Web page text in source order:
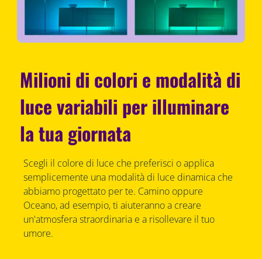
Milioni di colori e modalità di
luce variabili per illuminare
la tua giornata
Scegli il colore di luce che preferisci o applica
semplicemente una modalità di luce dinamica che
abbiamo progettato per te. Camino oppure
Oceano, ad esempio, ti aiuteranno a creare
un'atmosfera straordinaria e a risollevare il tuo
umore.